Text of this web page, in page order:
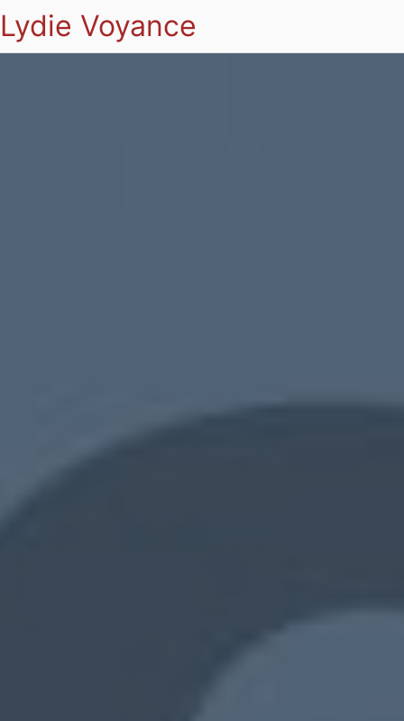
Lydie Voyance